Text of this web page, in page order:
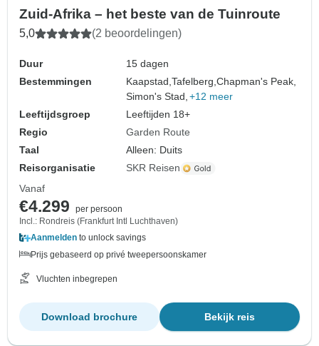
Zuid-Afrika – het beste van de Tuinroute
5,0 (2 beoordelingen)
Duur
15 dagen
Bestemmingen
Kaapstad,Tafelberg,Chapman's Peak,
Simon's Stad, +12 meer
Leeftijdsgroep
Leeftijden 18+
Regio
Garden Route
Taal
Alleen: Duits
Reisorganisatie
SKR Reisen
Vanaf
€4.299
per persoon
Incl.: Rondreis (Frankfurt Intl Luchthaven)
Aanmelden to unlock savings
Prijs gebaseerd op privé tweepersoonskamer
Vluchten inbegrepen
Bekijk reis
Download brochure